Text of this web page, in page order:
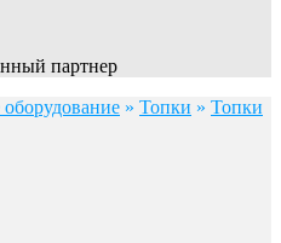
партнер
» Топки » Топки